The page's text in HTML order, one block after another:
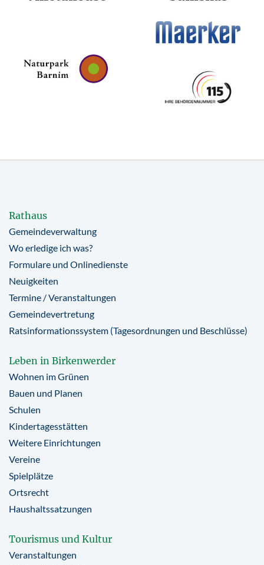
Rathaus
Gemeindeverwaltung
Wo erledige ich was?
Formulare und Onlinedienste
Neuigkeiten
Termine / Veranstaltungen
Gemeindevertretung
Ratsinformationssystem (Tagesordnungen und Beschlüsse)
Leben in Birkenwerder
Wohnen im Grünen
Bauen und Planen
Schulen
Kindertagesstätten
Weitere Einrichtungen
Vereine
Spielplätze
Ortsrecht
Haushaltssatzungen
Tourismus und Kultur
Veranstaltungen